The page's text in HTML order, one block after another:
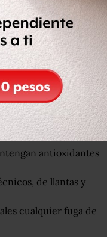
respiratorios y
y de recreo, así
a cualquier hora del
hogar o
en modo de
leña, carbón u
antioxidantes
de llantas y
cualquier fuga de